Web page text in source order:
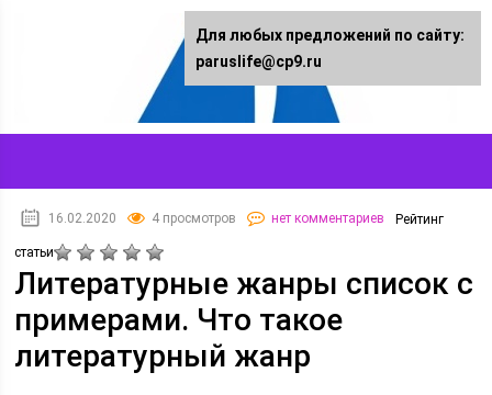
16.02.2020 4 просмотров нет комментариев Рейтинг
статьи
Литературные жанры список с
примерами. Что такое
литературный жанр
Для любых предложений по сайту:
paruslife@cp9.ru